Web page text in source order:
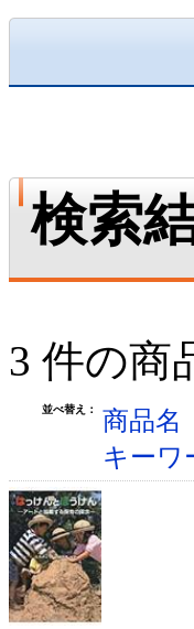
検索
3 件の商
並べ替え： 商品名
キーワ